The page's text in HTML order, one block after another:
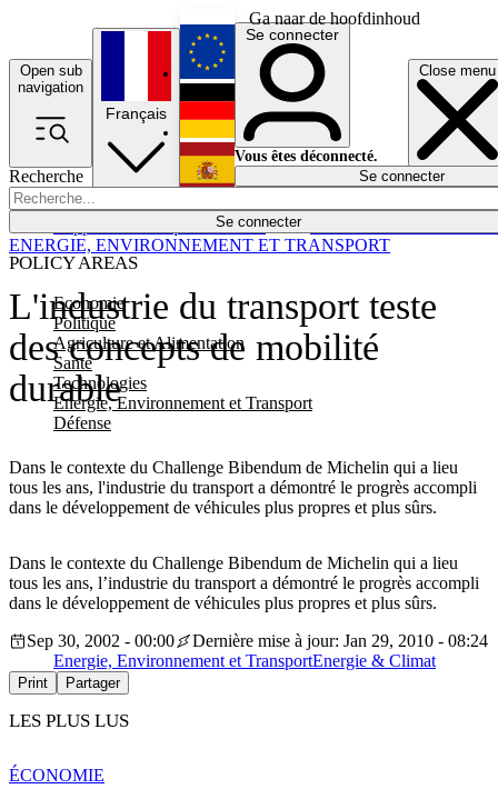
Ga naar de hoofdinhoud
Open sub
navigation
Close menu
Recherche
Se connecter
POLICY AREAS
Economie
Politique
Agriculture et Alimentation
Santé
Technologies
Energie, Environnement et Transport
Défense
Économie
Français
English
Deutsch
Español
Se connecter
Vous êtes déconnecté.
Se connecter
L'industrie du transport teste
des concepts de mobilité
durable
Dans le contexte du Challenge Bibendum de Michelin qui a lieu
tous les ans, l'industrie du transport a démontré le progrès accompli
dans le développement de véhicules plus propres et plus sûrs.
ENERGIE, ENVIRONNEMENT ET TRANSPORT
Dans le contexte du Challenge Bibendum de Michelin qui a lieu
tous les ans, l’industrie du transport a démontré le progrès accompli
dans le développement de véhicules plus propres et plus sûrs.
Sep 30, 2002 - 00:00
Dernière mise à jour: Jan 29, 2010 - 08:24
Energie, Environnement et TransportEnergie & Climat
Print Partager
LES PLUS LUS
ÉCONOMIE